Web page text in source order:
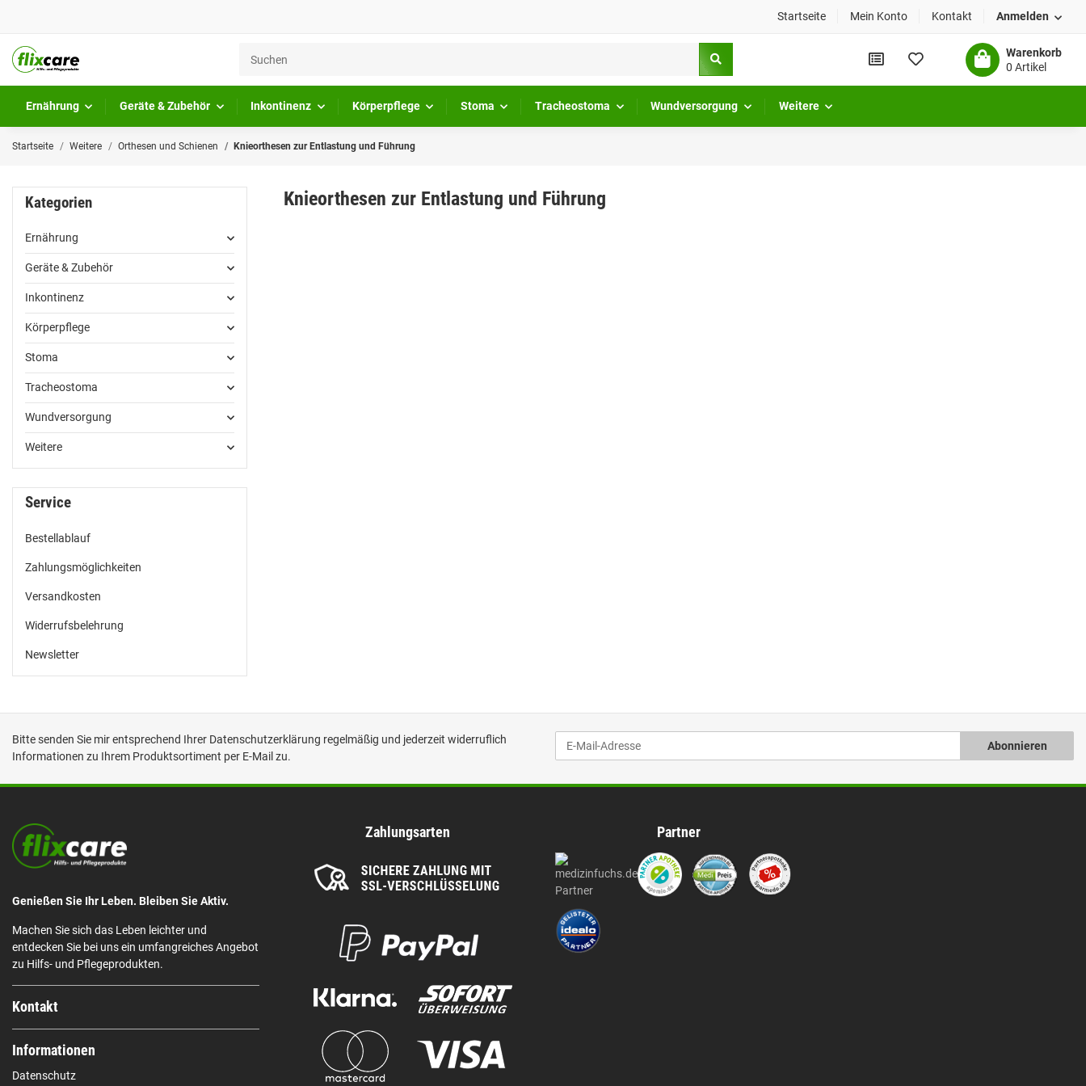
Startseite Mein Konto Kontakt Anmelden
Warenkorb
0 Artikel
Ernährung Geräte & Zubehör Inkontinenz Körperpflege Stoma Tracheostoma Wundversorgung Weitere
Startseite Weitere Orthesen und Schienen Knieorthesen zur Entlastung und Führung
Knieorthesen zur Entlastung und Führung
Kategorien
Ernährung
Geräte & Zubehör
Inkontinenz
Körperpflege
Stoma
Tracheostoma
Wundversorgung
Weitere
Service
Bestellablauf
Zahlungsmöglichkeiten
Versandkosten
Widerrufsbelehrung
Newsletter
Bitte senden Sie mir entsprechend Ihrer Datenschutzerklärung regelmäßig und jederzeit widerruflich
Informationen zu Ihrem Produktsortiment per E-Mail zu.
Abonnieren
Genießen Sie Ihr Leben. Bleiben Sie Aktiv.
Machen Sie sich das Leben leichter und
entdecken Sie bei uns ein umfangreiches Angebot
zu Hilfs- und Pflegeprodukten.
Kontakt
Informationen
Datenschutz
Zahlungsarten Partner